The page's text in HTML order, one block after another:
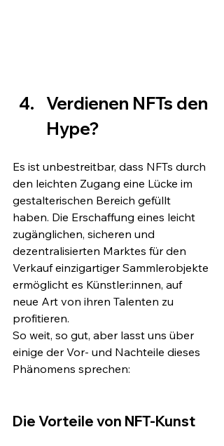
Verdienen NFTs den
Hype?
Es ist unbestreitbar, dass NFTs durch
den leichten Zugang eine Lücke im
gestalterischen Bereich gefüllt
haben. Die Erschaffung eines leicht
zugänglichen, sicheren und
dezentralisierten Marktes für den
Verkauf einzigartiger Sammlerobjekte
ermöglicht es Künstler:innen, auf
neue Art von ihren Talenten zu
profitieren.
So weit, so gut, aber lasst uns über
einige der Vor- und Nachteile dieses
Phänomens sprechen:
Die Vorteile von NFT-Kunst